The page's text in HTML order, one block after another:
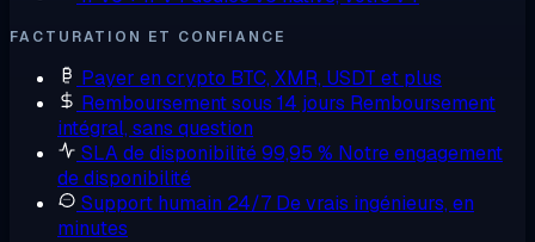
FACTURATION ET CONFIANCE
Payer en crypto BTC, XMR, USDT et plus
Remboursement sous 14 jours Remboursement
intégral, sans question
SLA de disponibilité 99,95 % Notre engagement
de disponibilité
Support humain 24/7 De vrais ingénieurs, en
minutes